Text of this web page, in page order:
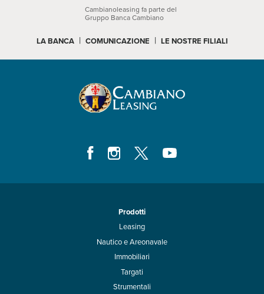
Cambianoleasing fa parte del
Gruppo Banca Cambiano
LA BANCA| COMUNICAZIONE | LE NOSTRE FILIALI
Prodotti
Leasing
Nautico e Areonavale
Immobiliari
Targati
Strumentali